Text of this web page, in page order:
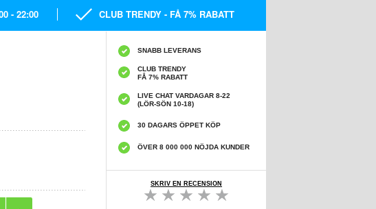
- 22:00 CLUB TRENDY - FÅ 7% RABATT
SNABB LEVERANS
CLUB TRENDY
FÅ 7% RABATT
LIVE CHAT VARDAGAR 8-22
(LÖR-SÖN 10-18)
30 DAGARS ÖPPET KÖP
ÖVER 8 000 000 NÖJDA KUNDER
SKRIV EN RECENSION